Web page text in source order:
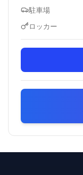
駐車場
ロッカー